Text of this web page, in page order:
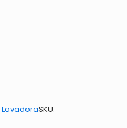
LavadoraSKU: